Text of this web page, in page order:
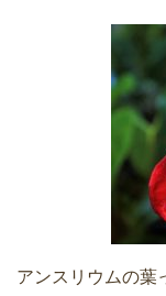
アンスリウムの葉